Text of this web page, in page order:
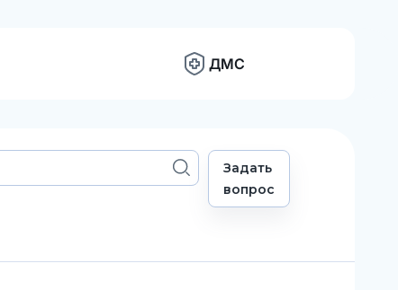
ДМС
Задать
вопрос